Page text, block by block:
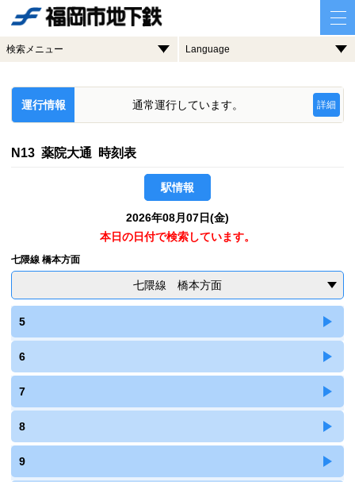
検索メニュー Language
運行情報 通常運行しています。 詳細
N13 薬院大通 時刻表
駅情報
2026年08月07日(金)
本日の日付で検索しています。
七隈線 橋本方面
七隈線 橋本方面
5
6
7
8
9